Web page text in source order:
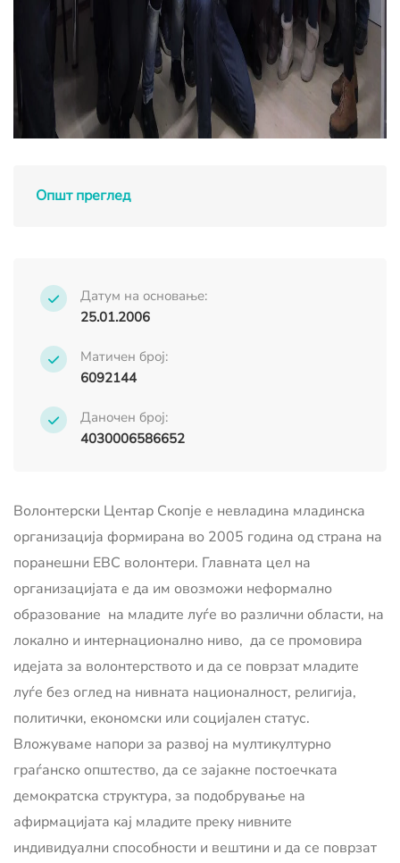
Општ преглед
Датум на основање:
25.01.2006
Матичен број:
6092144
Даночен број:
4030006586652
Волонтерски Центар Скопје е невладина младинска
организација формирана во 2005 година од страна на
поранешни ЕВС волонтери. Главната цел на
организацијата е да им овозможи неформално
образование на младите луѓе во различни области, на
локално и интернационално ниво, да се промовира
идејата за волонтерството и да се поврзат младите
луѓе без оглед на нивната националност, религија,
политички, економски или социјален статус.
Вложуваме напори за развој на мултикултурно
граѓанско општество, да се зајакне постоечката
демократска структура, за подобрување на
афирмацијата кај младите преку нивните
индивидуални способности и вештини и да се поврзат